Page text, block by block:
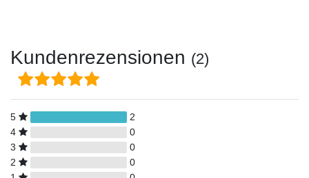
Kundenrezensionen (2)
5
2
4
0
3
0
2
0